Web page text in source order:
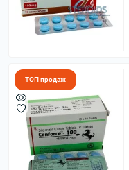
ТОП продаж